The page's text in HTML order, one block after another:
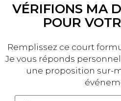
VÉRIFIONS MA
POUR
Remplissez ce court
Je vous réponds
une proposition sur-